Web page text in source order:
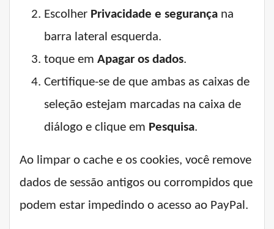
Escolher Privacidade e segurança na
barra lateral esquerda.
toque em Apagar os dados.
Certifique-se de que ambas as caixas de
seleção estejam marcadas na caixa de
diálogo e clique em Pesquisa.
Ao limpar o cache e os cookies, você remove
dados de sessão antigos ou corrompidos que
podem estar impedindo o acesso ao PayPal.